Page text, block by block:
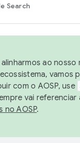
Search
ao
vamos
com o AOSP, use
vai referenciar
no AOSP.